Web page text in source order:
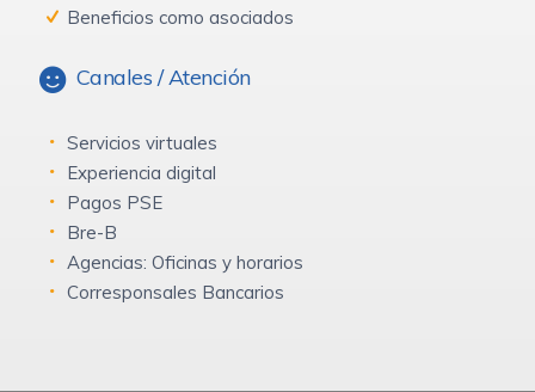
Beneficios como asociados
Canales / Atención
Servicios virtuales
Experiencia digital
Pagos PSE
Bre-B
Agencias: Oficinas y horarios
Corresponsales Bancarios